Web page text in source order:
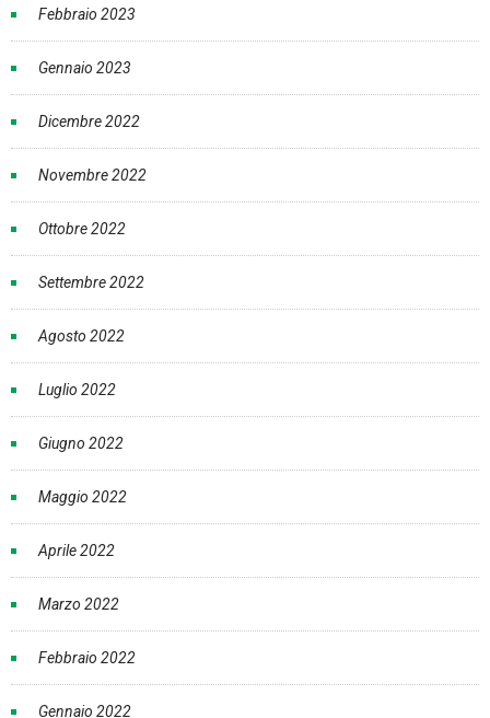
Febbraio 2023
Gennaio 2023
Dicembre 2022
Novembre 2022
Ottobre 2022
Settembre 2022
Agosto 2022
Luglio 2022
Giugno 2022
Maggio 2022
Aprile 2022
Marzo 2022
Febbraio 2022
Gennaio 2022